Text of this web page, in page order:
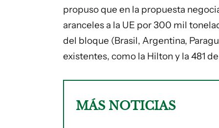
propuso que en la propuesta
aranceles a la UE por 300 mil
del bloque (Brasil, Argentina,
existentes, como la Hilton y la 481
MÁS NOTICIAS